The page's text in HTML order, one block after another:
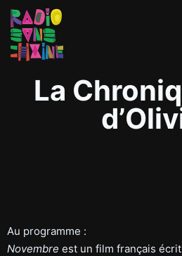
La
Au programme :
Novembre est un film français